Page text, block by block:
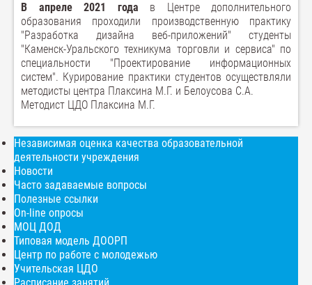
В апреле 2021 года в Центре дополнительного
образования проходили производственную практику
"Разработка дизайна веб-приложений" студенты
"Каменск-Уральского техникума торговли и сервиса" по
специальности "Проектирование информационных
систем". Курирование практики студентов осуществляли
методисты центра Плаксина М.Г. и Белоусова С.А.
Методист ЦДО Плаксина М.Г.
Независимая оценка качества образовательной
деятельности учреждения
Новости
Часто задаваемые вопросы
Полезные ссылки
On-line опросы
МОЦ ДОД
Типовая модель ДООРП
Центр по работе с молодежью
Учительская ЦДО